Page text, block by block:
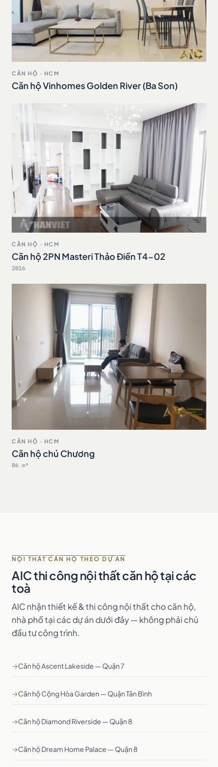
CĂN HỘ · HCM
Căn hộ Vinhomes Golden River (Ba Son)
CĂN HỘ · HCM
Căn hộ 2PN Masteri Thảo Điền T4-02
2016
CĂN HỘ · HCM
Căn hộ chú Chương
86 m²
NỘI THẤT CĂN HỘ THEO DỰ ÁN
AIC thi công nội thất căn hộ tại các
toà
AIC nhận thiết kế & thi công nội thất cho căn hộ,
nhà phố tại các dự án dưới đây — không phải chủ
đầu tư công trình.
→Căn hộ Ascent Lakeside — Quận 7
→Căn hộ Cộng Hòa Garden — Quận Tân Bình
→Căn hộ Diamond Riverside — Quận 8
→Căn hộ Dream Home Palace — Quận 8